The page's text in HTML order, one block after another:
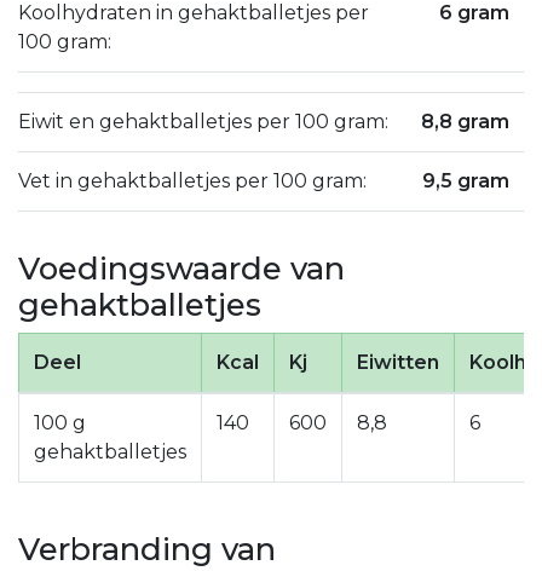
Koolhydraten in gehaktballetjes per
100 gram:
6 gram
Eiwit en gehaktballetjes per 100 gram: 8,8 gram
Vet in gehaktballetjes per 100 gram: 9,5 gram
Voedingswaarde van
gehaktballetjes
Deel Kcal Kj Eiwitten
100 g
gehaktballetjes
140 600 8,8 6
Verbranding van